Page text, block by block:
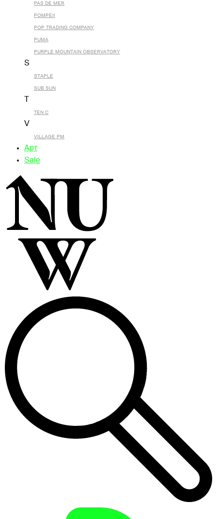
PAS DE MER
POMPEII
POP TRADING COMPANY
PUMA
PURPLE MOUNTAIN OBSERVATORY
S
STAPLE
SUB SUN
TEN C
V
VILLAGE PM
Арт
Sale